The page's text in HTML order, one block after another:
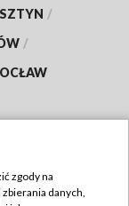
/
/
zgody na
danych,